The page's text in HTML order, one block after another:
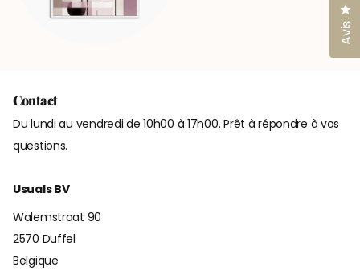
Contact
Du lundi au vendredi de 10h00 à 17h00. Prêt à répondre à vos
questions.
Usuals BV
Walemstraat 90
2570 Duffel
Belgique
Avis